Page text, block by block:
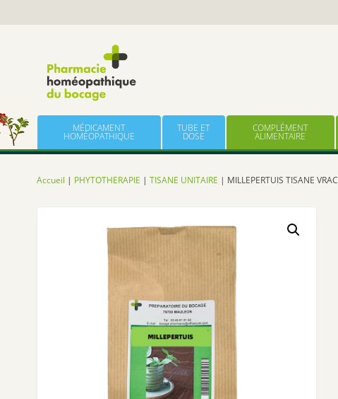
Skip to content
MÉDICAMENT
HOMÉOPATHIQUE
TUBE ET
DOSE
COMPLÉMENT
ALIMENTAIRE
Accueil | PHYTOTHERAPIE | TISANE UNITAIRE | MILLEPERTUIS TISANE VRAC